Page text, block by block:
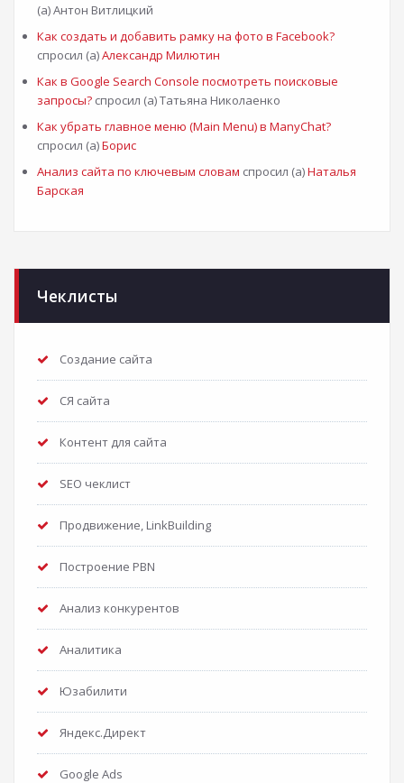
(а) Антон Витлицкий
Как создать и добавить рамку на фото в Facebook?
спросил (а)Александр Милютин
Как в Google Search Console посмотреть поисковые
запросы? спросил (а) Татьяна Николаенко
Как убрать главное меню (Main Menu) в ManyChat?
спросил (а)Борис
Анализ сайта по ключевым словам спросил (а)Наталья
Барская
Чеклисты
Создание сайта
СЯ сайта
Контент для сайта
SEO чеклист
Продвижение, LinkBuilding
Построение PBN
Анализ конкурентов
Аналитика
Юзабилити
Яндекс.Директ
Google Ads